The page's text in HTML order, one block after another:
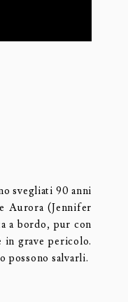
svegliati 90 anni
Aurora (Jennifer
a bordo, pur con
in grave pericolo.
possono salvarli.